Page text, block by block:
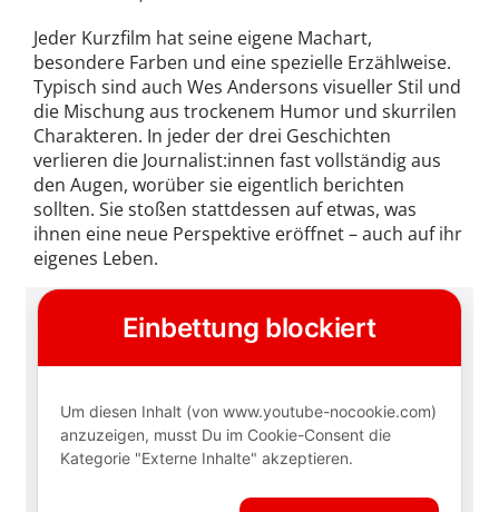
Jeder Kurzfilm hat seine eigene Machart,
besondere Farben und eine spezielle Erzählweise.
Typisch sind auch Wes Andersons visueller Stil und
die Mischung aus trockenem Humor und skurrilen
Charakteren. In jeder der drei Geschichten
verlieren die Journalist:innen fast vollständig aus
den Augen, worüber sie eigentlich berichten
sollten. Sie stoßen stattdessen auf etwas, was
ihnen eine neue Perspektive eröffnet – auch auf ihr
eigenes Leben.